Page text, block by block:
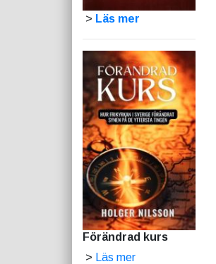
> Läs mer
Förändrad kurs
> Läs mer